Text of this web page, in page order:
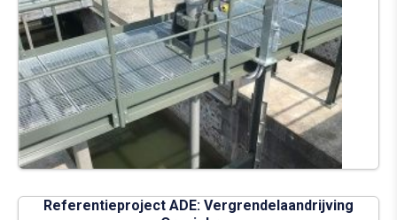
Referentieproject ADE: Vergrendelaandrijving